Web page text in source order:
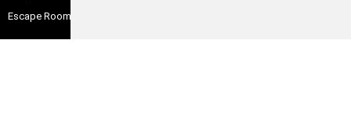
Escape Room Santander